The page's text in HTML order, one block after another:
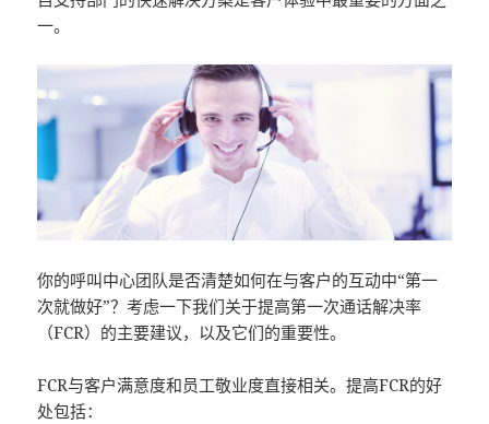
一。
你的呼叫中心团队是否清楚如何在与客户的互动中“第一
次就做好”？考虑一下我们关于提高第一次通话解决率
（FCR）的主要建议，以及它们的重要性。
FCR与客户满意度和员工敬业度直接相关。提高FCR的好
处包括：